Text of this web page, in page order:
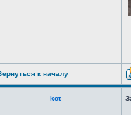
к началу
kot_